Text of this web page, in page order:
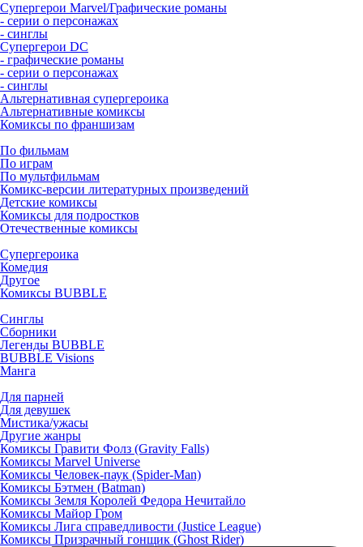
Супергерои Marvel/Графические романы
- серии о персонажах
- синглы
Супергерои DC
- графические романы
- серии о персонажах
- синглы
Альтернативная супергероика
Альтернативные комиксы
Комиксы по франшизам
По фильмам
По играм
По мультфильмам
Комикс-версии литературных произведений
Детские комиксы
Комиксы для подростков
Отечественные комиксы
Супергероика
Комедия
Другое
Комиксы BUBBLE
Синглы
Сборники
Легенды BUBBLE
BUBBLE Visions
Манга
Для парней
Для девушек
Мистика/ужасы
Другие жанры
Комиксы Гравити Фолз (Gravity Falls)
Комиксы Marvel Universe
Комиксы Человек-паук (Spider-Man)
Комиксы Бэтмен (Batman)
Комиксы Земля Королей Федора Нечитайло
Комиксы Майор Гром
Комиксы Лига справедливости (Justice League)
Комиксы Призрачный гонщик (Ghost Rider)